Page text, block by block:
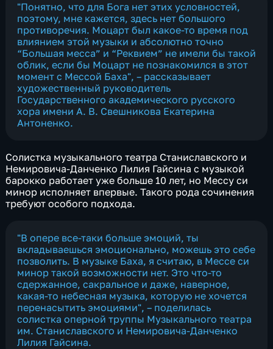
"Понятно, что для Бога нет этих условностей,
поэтому, мне кажется, здесь нет большого
противоречия. Моцарт был какое-то время под
влиянием этой музыки и абсолютно точно
“Большая месса” и “Реквием” не имели бы такой
облик, если бы Моцарт не познакомился в этот
момент с Мессой Баха", – рассказывает
художественный руководитель
Государственного академического русского
хора имени А. В. Свешникова Екатерина
Антоненко.
Солистка музыкального театра Станиславского и
Немировича-Данченко Лилия Гайсина с музыкой
барокко работает уже больше 10 лет, но Мессу си
минор исполняет впервые. Такого рода сочинения
требуют особого подхода.
"В опере все-таки больше эмоций, ты
вкладываешься эмоционально, можешь это себе
позволить. В музыке Баха, я считаю, в Мессе си
минор такой возможности нет. Это что-то
сдержанное, сакральное и даже, наверное,
какая-то небесная музыка, которую не хочется
перенасытить эмоциями", – поделилась
cолистка оперной труппы Музыкального театра
им. Станиславского и Немировича-Данченко
Лилия Гайсина.